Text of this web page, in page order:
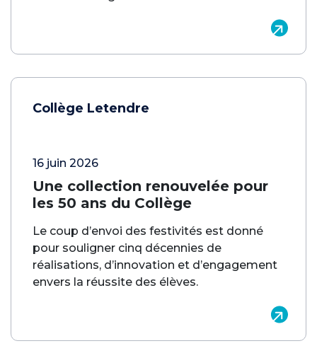
Collège Letendre
16 juin 2026
Une collection renouvelée pour
les 50 ans du Collège
Le coup d’envoi des festivités est donné
pour souligner cinq décennies de
réalisations, d’innovation et d’engagement
envers la réussite des élèves.